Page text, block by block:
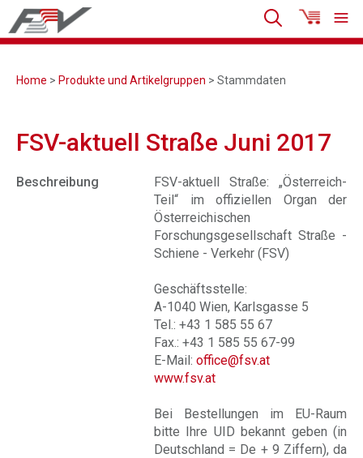
Home > Produkte und Artikelgruppen > Stammdaten
FSV-aktuell Straße Juni 2017
Beschreibung
FSV-aktuell Straße: „Österreich-
Teil“ im offiziellen Organ der
Österreichischen
Forschungsgesellschaft Straße -
Schiene - Verkehr (FSV)
Geschäftsstelle:
A-1040 Wien, Karlsgasse 5
Tel.: +43 1 585 55 67
Fax.: +43 1 585 55 67-99
E-Mail: office@fsv.at
www.fsv.at
Bei Bestellungen im EU-Raum
bitte Ihre UID bekannt geben (in
Deutschland = De + 9 Ziffern), da